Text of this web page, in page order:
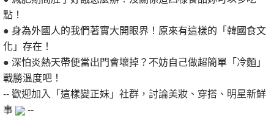
點！
● 身為外國人的我們著實大開眼界！原來有這樣的「韓國食文
化」存在！
● 深怕炎熱天帶便當出門會壞掉？不妨自己做超簡單「冷麵」
戰勝溫度吧！
-- 歡迎加入 「這樣變正妹」 社群，討論美妝、穿搭、明星新鮮
事
--